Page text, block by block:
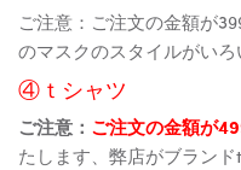
ご注意：ご注文の金額が
のマスクのスタイルがい
④ｔシャツ
ご注意： ご注文の金額が
たします、弊店がブラン